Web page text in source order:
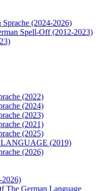
Sprache (2024-2026)
Spell-Off(2012-2023)
(2022)
(2024)
(2023)
(2021)
(2025)
(2019)
(2026)
2026)
The German Language